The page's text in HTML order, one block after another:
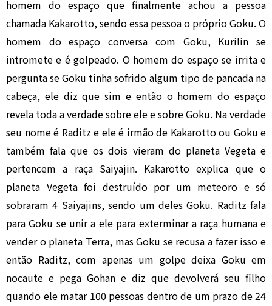
homem do espaço que finalmente achou a pessoa
chamada Kakarotto, sendo essa pessoa o próprio Goku. O
homem do espaço conversa com Goku, Kurilin se
intromete e é golpeado. O homem do espaço se irrita e
pergunta se Goku tinha sofrido algum tipo de pancada na
cabeça, ele diz que sim e então o homem do espaço
revela toda a verdade sobre ele e sobre Goku. Na verdade
seu nome é Raditz e ele é irmão de Kakarotto ou Goku e
também fala que os dois vieram do planeta Vegeta e
pertencem a raça Saiyajin. Kakarotto explica que o
planeta Vegeta foi destruído por um meteoro e só
sobraram 4 Saiyajins, sendo um deles Goku. Raditz fala
para Goku se unir a ele para exterminar a raça humana e
vender o planeta Terra, mas Goku se recusa a fazer isso e
então Raditz, com apenas um golpe deixa Goku em
nocaute e pega Gohan e diz que devolverá seu filho
quando ele matar 100 pessoas dentro de um prazo de 24